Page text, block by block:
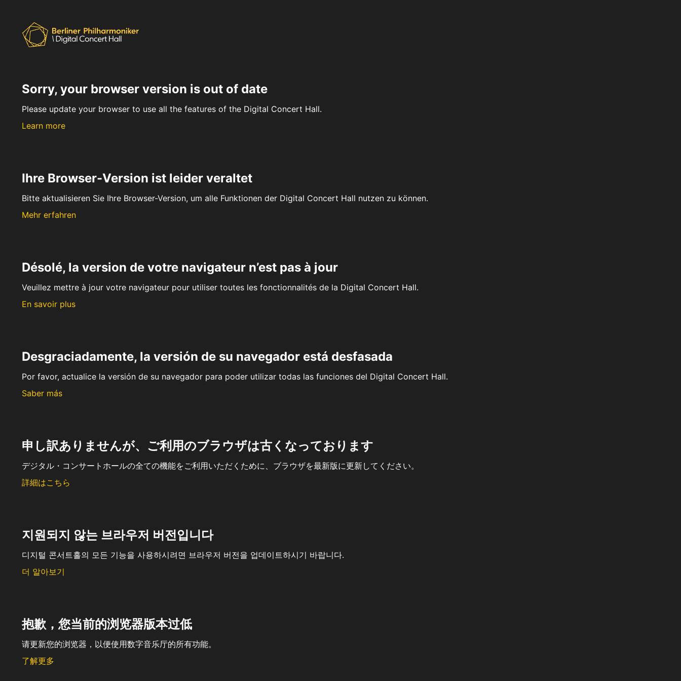
Sorry, your browser version is out of date
Please update your browser to use all the features of the Digital Concert Hall.
Learn more
Ihre Browser-Version ist leider veraltet
Bitte aktualisieren Sie Ihre Browser-Version, um alle Funktionen der Digital Concert Hall nutzen zu können.
Mehr erfahren
Désolé, la version de votre navigateur n’est pas à jour
Veuillez mettre à jour votre navigateur pour utiliser toutes les fonctionnalités de la Digital Concert Hall.
En savoir plus
Desgraciadamente, la versión de su navegador está desfasada
Por favor, actualice la versión de su navegador para poder utilizar todas las funciones del Digital Concert Hall.
Saber más
申し訳ありませんが、ご利用のブラウザは古くなっております
デジタル・コンサートホールの全ての機能をご利用いただくために、ブラウザを最新版に更新してください。
詳細はこちら
지원되지 않는 브라우저 버전입니다
디지털 콘서트홀의 모든 기능을 사용하시려면 브라우저 버전을 업데이트하시기 바랍니다.
더 알아보기
抱歉，您当前的浏览器版本过低
请更新您的浏览器，以便使用数字音乐厅的所有功能。
了解更多